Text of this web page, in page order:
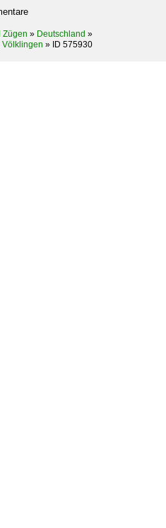
Zügen » Deutschland »
Völklingen » ID 575930